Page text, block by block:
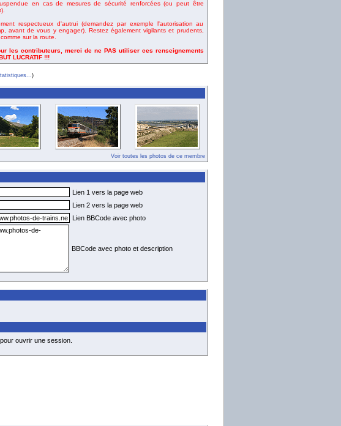
en cas de mesures de sécurité renforcées (ou peut être
respectueux d'autrui (demandez par exemple l'autorisation au
avant de vous y engager). Restez également vigilants et prudents,
sur la route.
les contributeurs, merci de ne PAS utiliser ces renseignements
LUCRATIF !!!
)
Voir toutes les photos de ce membre
Lien 1 vers la page web
Lien 2 vers la page web
Lien BBCode avec photo
BBCode avec photo et description
pour ouvrir une session.